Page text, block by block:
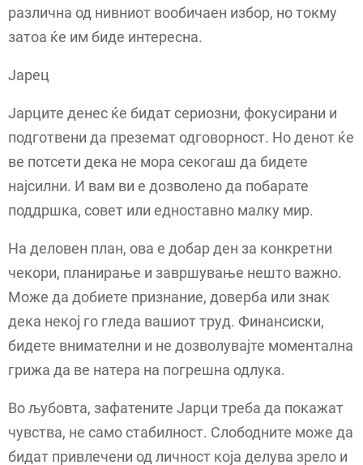
различна од нивниот вообичаен избор, но токму
затоа ќе им биде интересна.
Јарец
Јарците денес ќе бидат сериозни, фокусирани и
подготвени да преземат одговорност. Но денот ќе
ве потсети дека не мора секогаш да бидете
најсилни. И вам ви е дозволено да побарате
поддршка, совет или едноставно малку мир.
На деловен план, ова е добар ден за конкретни
чекори, планирање и завршување нешто важно.
Може да добиете признание, доверба или знак
дека некој го гледа вашиот труд. Финансиски,
бидете внимателни и не дозволувајте моментална
грижа да ве натера на погрешна одлука.
Во љубовта, зафатените Јарци треба да покажат
чувства, не само стабилност. Слободните може да
бидат привлечени од личност која делува зрело и